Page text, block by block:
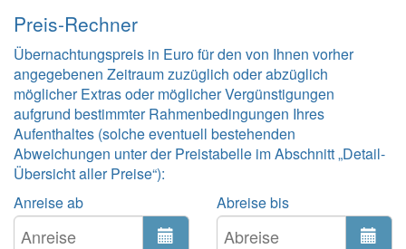
Preis-Rechner
Übernachtungspreis in Euro für den von Ihnen vorher
angegebenen Zeitraum zuzüglich oder abzüglich
möglicher Extras oder möglicher Vergünstigungen
aufgrund bestimmter Rahmenbedingungen Ihres
Aufenthaltes (solche eventuell bestehenden
Abweichungen unter der Preistabelle im Abschnitt „Detail-
Übersicht aller Preise“):
Anreise ab
Abreise bis